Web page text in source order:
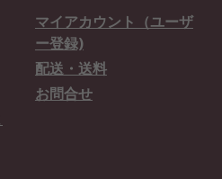
マイアカウント（ユーザ
ー登録)
配送・送料
お問合せ